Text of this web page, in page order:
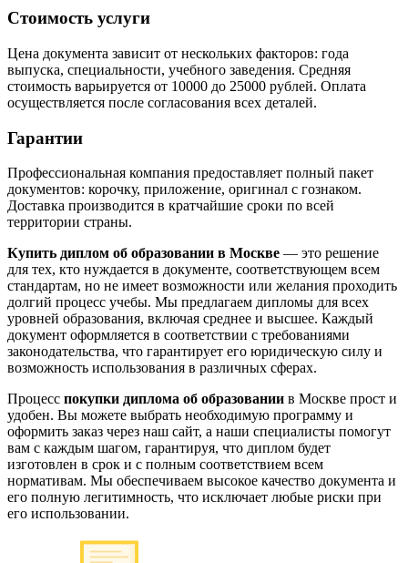
Стоимость услуги
Цена документа зависит от нескольких факторов: года
выпуска, специальности, учебного заведения. Средняя
стоимость варьируется от 10000 до 25000 рублей. Оплата
осуществляется после согласования всех деталей.
Гарантии
Профессиональная компания предоставляет полный пакет
документов: корочку, приложение, оригинал с гознаком.
Доставка производится в кратчайшие сроки по всей
территории страны.
Купить диплом об образовании в Москве — это решение
для тех, кто нуждается в документе, соответствующем всем
стандартам, но не имеет возможности или желания проходить
долгий процесс учебы. Мы предлагаем дипломы для всех
уровней образования, включая среднее и высшее. Каждый
документ оформляется в соответствии с требованиями
законодательства, что гарантирует его юридическую силу и
возможность использования в различных сферах.
Процесс покупки диплома об образовании в Москве прост и
удобен. Вы можете выбрать необходимую программу и
оформить заказ через наш сайт, а наши специалисты помогут
вам с каждым шагом, гарантируя, что диплом будет
изготовлен в срок и с полным соответствием всем
нормативам. Мы обеспечиваем высокое качество документа и
его полную легитимность, что исключает любые риски при
его использовании.